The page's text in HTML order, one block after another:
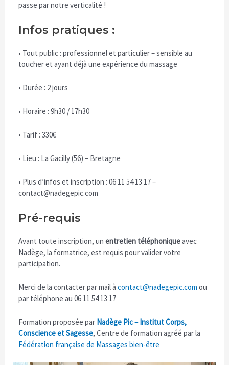
passe par notre verticalité !
Infos pratiques :
• Tout public : professionnel et particulier – sensible au
toucher et ayant déjà une expérience du massage
• Durée : 2 jours
• Horaire : 9h30 / 17h30
• Tarif : 330€
• Lieu : La Gacilly (56) – Bretagne
• Plus d’infos et inscription : 06 11 54 13 17 –
contact@nadegepic.com
Pré-requis
Avant toute inscription, un entretien téléphoniqueavec
Nadège, la formatrice, est requis pour valider votre
participation.
Merci de la contacter par mail à contact@nadegepic.com ou
par téléphone au 06 11 54 13 17
Formation proposée par Nadège Pic – Institut Corps,
Conscience et Sagesse, Centre de formation agréé par la
Fédération française de Massages bien-être